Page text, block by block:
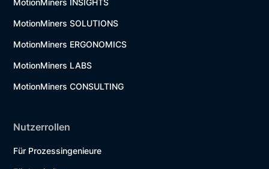
MotionMiners SOLUTIONS
MotionMiners ERGONOMICS
MotionMiners LABS
MotionMiners CONSULTING
Nutzerrollen
Für Prozessingenieure